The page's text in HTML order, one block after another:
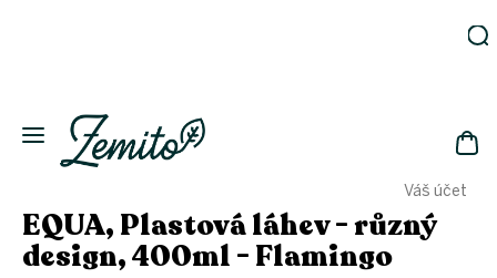
Váš účet
Eko
domácnost
Kosmetika
Eko
láhve
EQUA, Plastová láhev - různý
design, 400ml - Flamingo